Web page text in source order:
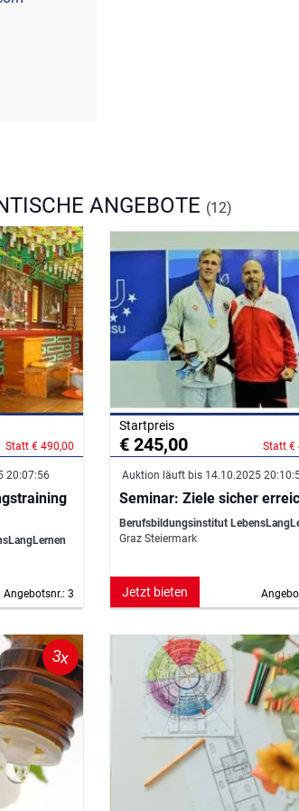
ANGEBOTE (12)
Statt € 490,00
20:07:56
Angebotsnr.: 3
Startpreis
€ 245,00 Statt €
Auktion läuft bis 14.10.2025
Seminar: Ziele sicher
Berufsbildungsinstitut
Graz Steiermark
Jetzt bieten
3x